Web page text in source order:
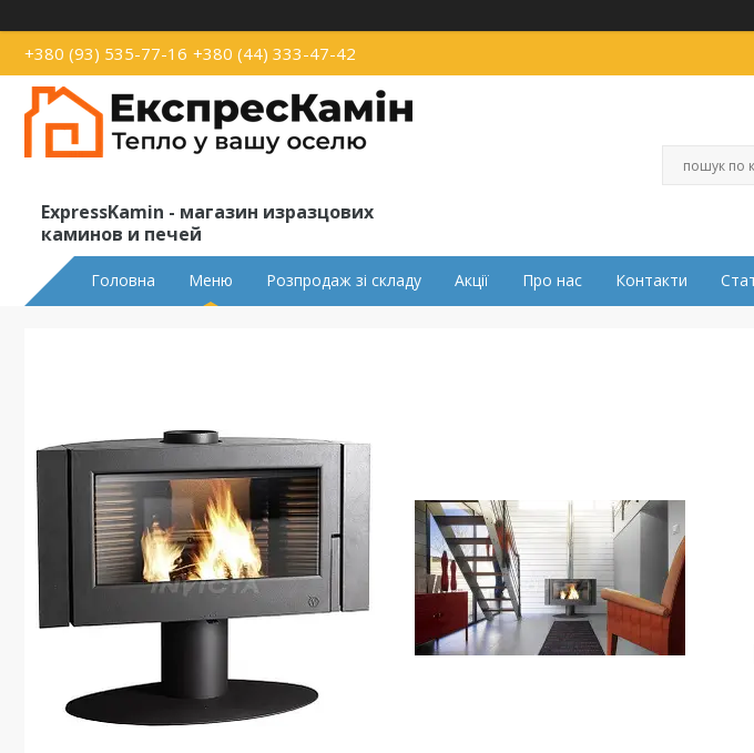
+380 (93) 535-77-16 +380 (44) 333-47-42
ExpressKamin - магазин изразцових
каминов и печей
Головна Меню Розпродаж зі складу Акції Про нас Контакти